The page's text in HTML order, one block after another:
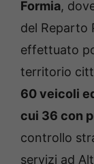
Formia,
del Reparto
effettuato
territorio
60 veicoli
cui 36 con
controllo
servizi ad